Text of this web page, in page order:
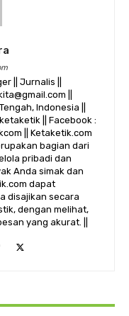
|| Jurnalis ||
||
Indonesia ||
|| Facebook :
|| Ketaketik.com
bagian dari
pribadi dan
Anda simak dan
dapat
disajikan secara
dengan melihat,
yang akurat. ||